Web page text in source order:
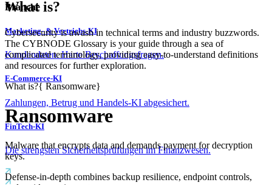
Branche
Marketing- & Vertriebs-KI
Kundendaten. Harte Beschaffungsfragen.
E-Commerce-KI
Zahlungen, Betrug und Handels-KI abgesichert.
FinTech-KI
Die strengsten Sicherheitsprüfungen im Finanzwesen.
What is?
Cybersecurity is awash in technical terms and industry buzzwords.
The CYBNODE Glossary is your guide through a sea of
complicated terminology, providing easy-to-understand definitions
and resources for further exploration.
What is?{ Ransomware}
Ransomware
Malware that encrypts data and demands payment for decryption
keys.
Defense-in-depth combines backup resilience, endpoint controls,